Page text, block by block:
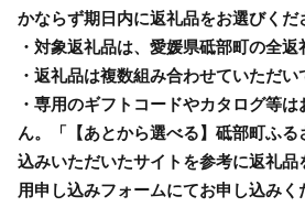
かならず期日内に返礼品をお選びくだ
・対象返礼品は、愛媛県砥部町の全返
・返礼品は複数組み合わせていただい
・専用のギフトコードやカタログ等
ん。「【あとから選べる】砥部町ふ
込みいただいたサイトを参考に返礼
用申し込みフォームにてお申し込みく